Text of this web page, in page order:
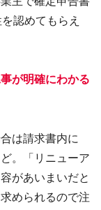
認めてもらえ
が明確にわかる
は請求書内に
。「リニューア
があいまいだと
められるので注